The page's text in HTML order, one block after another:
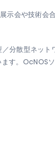
示会や技術会
分散型ネット
す。OcNOS